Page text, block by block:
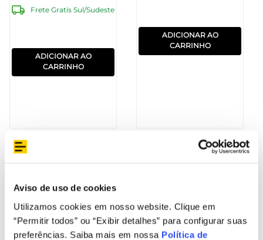
Aviso de uso de cookies
Utilizamos cookies em nosso website. Clique em
“Permitir todos” ou “Exibir detalhes” para configurar suas
preferências. Saiba mais em nossa Política de
Frete Gratis Sul/Sudeste
ADICIONAR AO
CARRINHO
ADICIONAR AO
CARRINHO
Remanufaturado Remanufaturado